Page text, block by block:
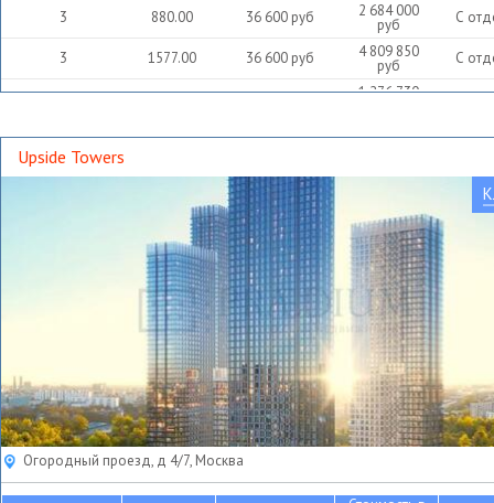
3 880.00 36 600руб 2 684 000
руб С
3 1577.00 36 600руб 4 809 850
руб С
4 418.60 36 600руб 1 276 730 С
Upside Towers
Огородный проезд, д 4/7, Москва